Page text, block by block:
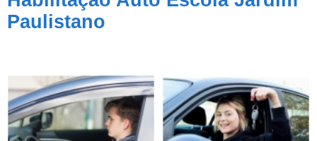
Paulistano